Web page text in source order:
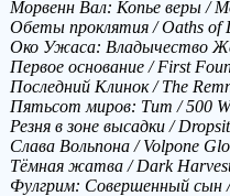
Морвенн Вал: Копье веры /
Обеты проклятия / Oaths of
Око Ужаса: Владычество
Первое основание / First
Последний Клинок / The
Пятьсот миров: Тит / 500
Резня в зоне высадки /
Слава Вольпона / Volpone
Тёмная жатва / Dark
Фулгрим: Совершенный сын